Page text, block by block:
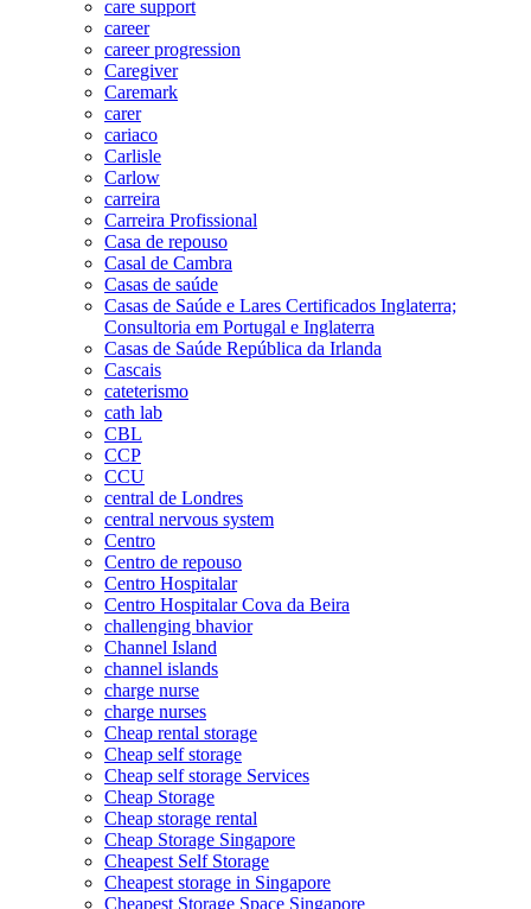
care support
career
career progression
Caregiver
Caremark
carer
cariaco
Carlisle
Carlow
carreira
Carreira Profissional
Casa de repouso
Casal de Cambra
Casas de saúde
Casas de Saúde e Lares Certificados Inglaterra;
Consultoria em Portugal e Inglaterra
Casas de Saúde República da Irlanda
Cascais
cateterismo
cath lab
CBL
CCP
CCU
central de Londres
central nervous system
Centro
Centro de repouso
Centro Hospitalar
Centro Hospitalar Cova da Beira
challenging bhavior
Channel Island
channel islands
charge nurse
charge nurses
Cheap rental storage
Cheap self storage
Cheap self storage Services
Cheap Storage
Cheap storage rental
Cheap Storage Singapore
Cheapest Self Storage
Cheapest storage in Singapore
Cheapest Storage Space Singapore